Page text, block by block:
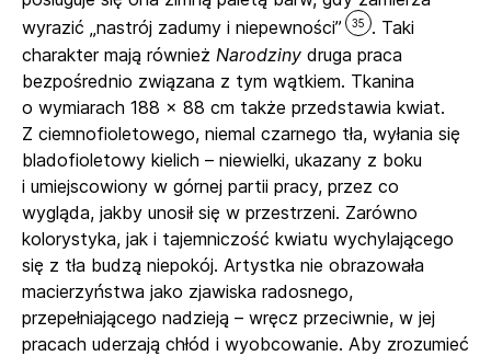
wyrazić „nastrój zadumy i niepewności”
35
. Taki
charakter mają również Narodziny druga praca
bezpośrednio związana z tym wątkiem. Tkanina
o wymiarach 188 × 88 cm także przedstawia kwiat.
Z ciemnofioletowego, niemal czarnego tła, wyłania się
bladofioletowy kielich – niewielki, ukazany z boku
i umiejscowiony w górnej partii pracy, przez co
wygląda, jakby unosił się w przestrzeni. Zarówno
kolorystyka, jak i tajemniczość kwiatu wychylającego
się z tła budzą niepokój. Artystka nie obrazowała
macierzyństwa jako zjawiska radosnego,
przepełniającego nadzieją – wręcz przeciwnie, w jej
pracach uderzają chłód i wyobcowanie. Aby zrozumieć